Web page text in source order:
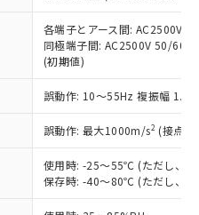
各端子とアース間: AC2500V
同極端子間: AC2500V 50/
(初期値)
誤動作: 10～55Hz 複振幅
誤動作: 最大1000m/s2 (接点
使用時: -25～55℃ (ただし、氷
保存時: -40～80℃ (ただし、氷
販売店や当社販売拠
ワーク
」をご確認
準価格結果を当社の
三者に漏洩または開
いします。
部品リスト作成サー
ただくには、I-Web
録されている必要が
および制御機器に対する
については閾値を超える意
しています。
などにより、予定
ます。
ヘキシル)) : 1000ppm
物質）のすべてが基
します。
況下において有害物
境に深刻な影響を
ます。
当社販売部門へお問
、核兵器、ミサイ
物兵器またはその他
の製造装置等に一切
を第三者に販売する
2および3の内容を当
ます。また当社は、
に係わる関係者が違
れがある場合は、取
せん。
新の在庫状況につ
様のお取引先、ま
当のオムロン制御
当社販売員にご確
、また在庫状況の
ていない機種